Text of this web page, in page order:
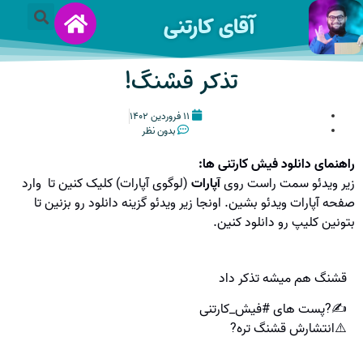
آقای کارتنی
تذکر قشنگ!
۱۱ فروردین ۱۴۰۲
بدون نظر
راهنمای دانلود فیش کارتنی ها:
زیر ویدئو سمت راست رویآپارات(لوگوی آپارات) کلیک کنین تا وارد
صفحه آپارات ویدئو بشین. اونجا زیر ویدئو گزینه دانلود رو بزنین تا
بتونین کلیپ رو دانلود کنین.
قشنگ هم میشه تذکر داد
✍?پست های #فیش_کارتنی
⚠️انتشارش قشنگ تره?